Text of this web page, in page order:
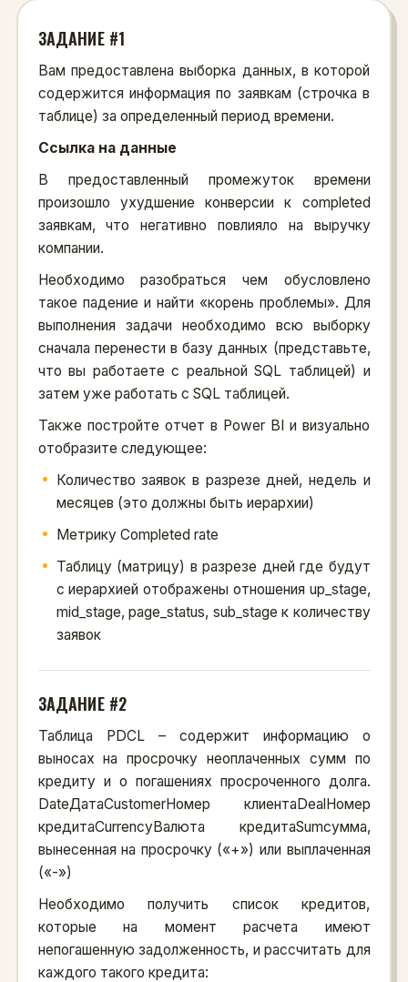
ЗАДАНИЕ #1
Вам предоставлена выборка данных, в которой
содержится информация по заявкам (строчка в
таблице) за определенный период времени.
Ссылка на данные
В предоставленный промежуток времени
произошло ухудшение конверсии к completed
заявкам, что негативно повлияло на выручку
компании.
Необходимо разобраться чем обусловлено
такое падение и найти «корень проблемы». Для
выполнения задачи необходимо всю выборку
сначала перенести в базу данных (представьте,
что вы работаете с реальной SQL таблицей) и
затем уже работать с SQL таблицей.
Также постройте отчет в Power BI и визуально
отобразите следующее:
Количество заявок в разрезе дней, недель и
месяцев (это должны быть иерархии)
Метрику Completed rate
Таблицу (матрицу) в разрезе дней где будут
с иерархией отображены отношения up_stage,
mid_stage, page_status, sub_stage к количеству
заявок
ЗАДАНИЕ #2
Таблица PDCL – содержит информацию о
выносах на просрочку неоплаченных сумм по
кредиту и о погашениях просроченного долга.
DateДатаCustomerНомер клиентаDealНомер
кредитаCurrencyВалюта кредитаSumсумма,
вынесенная на просрочку («+») или выплаченная
(«-»)
Необходимо получить список кредитов,
которые на момент расчета имеют
непогашенную задолженность, и рассчитать для
каждого такого кредита: